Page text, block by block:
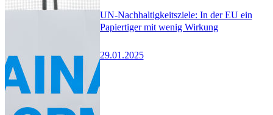
UN-Nachhaltigkeitsziele: In der EU ein
Papiertiger mit wenig Wirkung
29.01.2025